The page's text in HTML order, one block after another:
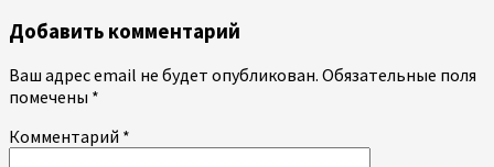
Добавить комментарий
Ваш адрес email не будет опубликован. Обязательные поля
помечены *
Комментарий *